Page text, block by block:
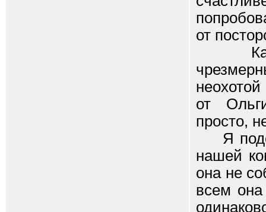
от
Как
от
просто,
Я
нашей
она не
всем она